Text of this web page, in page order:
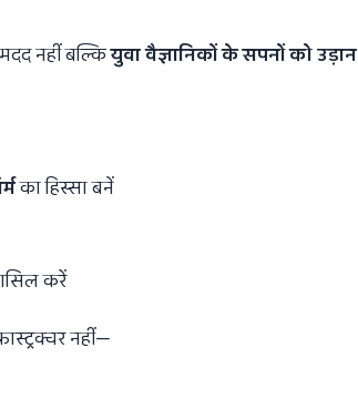
नहीं बल्कियुवा वैज्ञानिकों के सपनों को उड़ान
का हिस्सा बनें
करें
नहीं—